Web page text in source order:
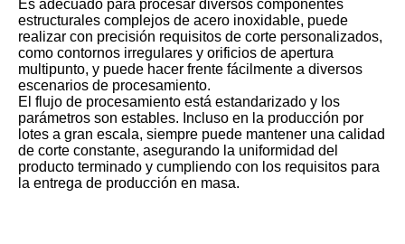
Es adecuado para procesar diversos componentes
estructurales complejos de acero inoxidable, puede
realizar con precisión requisitos de corte personalizados,
como contornos irregulares y orificios de apertura
multipunto, y puede hacer frente fácilmente a diversos
escenarios de procesamiento.
El flujo de procesamiento está estandarizado y los
parámetros son estables. Incluso en la producción por
lotes a gran escala, siempre puede mantener una calidad
de corte constante, asegurando la uniformidad del
producto terminado y cumpliendo con los requisitos para
la entrega de producción en masa.